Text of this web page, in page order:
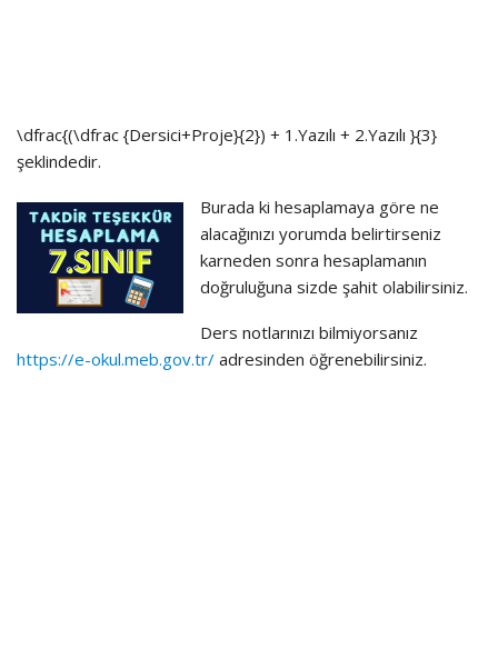
\dfrac{(\dfrac {Dersici+Proje}{2}) + 1.Yazılı + 2.Yazılı }{3}
şeklindedir.
Burada ki hesaplamaya göre ne
alacağınızı yorumda belirtirseniz
karneden sonra hesaplamanın
doğruluğuna sizde şahit olabilirsiniz.
Ders notlarınızı bilmiyorsanız
https://e-okul.meb.gov.tr/ adresinden öğrenebilirsiniz.